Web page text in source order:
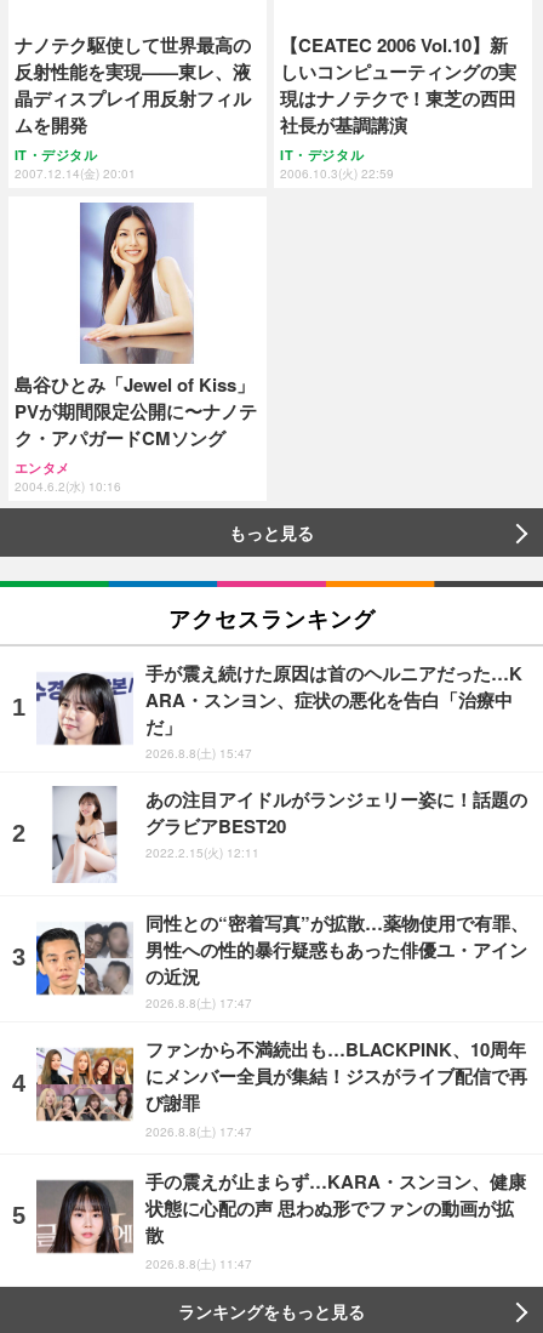
ナノテク駆使して世界最高の
反射性能を実現——東レ、液
晶ディスプレイ用反射フィル
ムを開発
IT・デジタル
2007.12.14(金) 20:01
【CEATEC 2006 Vol.10】新
しいコンピューティングの実
現はナノテクで！東芝の西田
社長が基調講演
IT・デジタル
2006.10.3(火) 22:59
島谷ひとみ「Jewel of Kiss」
PVが期間限定公開に〜ナノテ
ク・アパガードCMソング
エンタメ
2004.6.2(水) 10:16
もっと見る
アクセスランキング
手が震え続けた原因は首のヘルニアだった…K
ARA・スンヨン、症状の悪化を告白「治療中
だ」
2026.8.8(土) 15:47
あの注目アイドルがランジェリー姿に！話題の
グラビアBEST20
2022.2.15(火) 12:11
同性との“密着写真”が拡散…薬物使用で有罪、
男性への性的暴行疑惑もあった俳優ユ・アイン
の近況
2026.8.8(土) 17:47
ファンから不満続出も…BLACKPINK、10周年
にメンバー全員が集結！ジスがライブ配信で再
び謝罪
2026.8.8(土) 17:47
手の震えが止まらず…KARA・スンヨン、健康
状態に心配の声 思わぬ形でファンの動画が拡
散
2026.8.8(土) 11:47
ランキングをもっと見る